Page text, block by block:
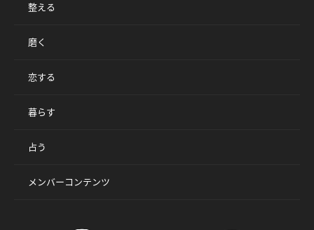
整える
磨く
恋する
暮らす
占う
メンバーコンテンツ